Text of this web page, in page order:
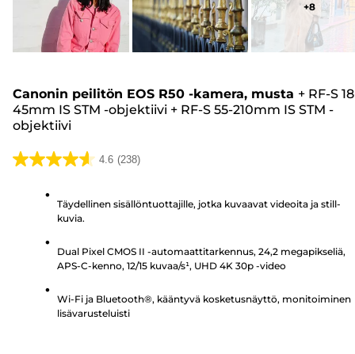
+8
Canonin peilitön EOS R50 -kamera, musta + RF-S
45mm IS STM -objektiivi + RF-S 55-210mm IS STM -
objektiivi
4.6 (238)
4.6/5
arvostelua
Täydellinen sisällöntuottajille, jotka kuvaavat videoita ja still-
kuvia.
Dual Pixel CMOS II -automaattitarkennus, 24,2 megapikseliä,
APS-C-kenno, 12/15 kuvaa/s¹, UHD 4K 30p -video
Wi-Fi ja Bluetooth®, kääntyvä kosketusnäyttö, monitoiminen
lisävarusteluisti